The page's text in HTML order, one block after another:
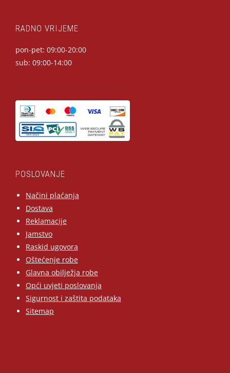
RADNO VRIJEME
pon-pet: 09:00-20:00
sub: 09:00-14:00
POSLOVANJE
Načini plaćanja
Dostava
Reklamacije
Jamstvo
Raskid ugovora
Oštećenje robe
Glavna obilježja robe
Opći uvjeti poslovanja
Sigurnost i zaštita podataka
Sitemap